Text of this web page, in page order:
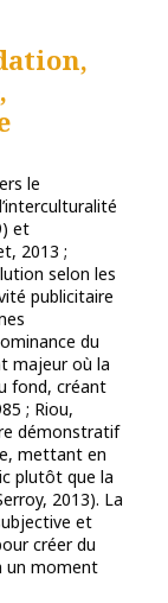
le
et
2013 ;
selon les
publicitaire
du
majeur où la
fond, créant
; Riou,
démonstratif
mettant en
plutôt que la
2013). La
et
créer du
un moment